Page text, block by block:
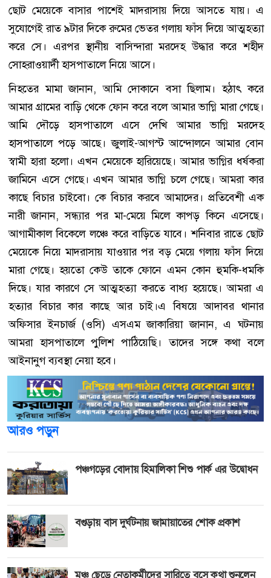
ছোট মেয়েকে বাসার পাশেই মাদরাসায় দিয়ে আসতে যায়। এ
সুযোগেই রাত ৯টার দিকে রুমের ভেতর গলায় ফাঁস দিয়ে আত্মহত্যা
করে সে। এরপর স্থানীয় বাসিন্দারা মরদেহ উদ্ধার করে শহীদ
সোহরাওয়ার্দী হাসপাতালে নিয়ে আসে।
নিহতের মামা জানান, আমি দোকানে বসা ছিলাম। হঠাৎ করে
আমার গ্রামের বাড়ি থেকে ফোন করে বলে আমার ভাগ্নি মারা গেছে।
আমি দৌড়ে হাসপাতালে এসে দেখি আমার ভাগ্নি মরদেহ
হাসপাতালে পড়ে আছে। জুলাই-আগস্ট আন্দোলনে আমার বোন
স্বামী হারা হলো। এখন মেয়েকে হারিয়েছে। আমার ভাগ্নির ধর্ষকরা
জামিনে এসে গেছে। এখন আমার ভাগ্নি চলে গেছে। আমরা কার
কাছে বিচার চাইবো। কে বিচার করবে আমাদের। প্রতিবেশী এক
নারী জানান, সন্ধ্যার পর মা-মেয়ে মিলে কাপড় কিনে এসেছে।
আগামীকাল বিকেলে লঞ্চে করে বাড়িতে যাবে। শনিবার রাতে ছোট
মেয়েকে নিয়ে মাদরাসায় যাওয়ার পর বড় মেয়ে গলায় ফাঁস দিয়ে
মারা গেছে। হয়তো কেউ তাকে ফোনে এমন কোন হুমকি-ধমকি
দিছে। যার কারণে সে আত্মহত্যা করতে বাধ্য হয়েছে। আমরা এ
হত্যার বিচার কার কাছে আর চাই।এ বিষয়ে আদাবর থানার
অফিসার ইনচার্জ (ওসি) এসএম জাকারিয়া জানান, এ ঘটনায়
আমরা হাসপাতালে পুলিশ পাঠিয়েছি। তাদের সঙ্গে কথা বলে
আইনানুগ ব্যবস্থা নেয়া হবে।
আরও পড়ুন
পঞ্চগড়ের বোদায় হিমালিকা শিশু পার্ক এর উদ্বোধন
বগুড়ায় বাস দুর্ঘটনায় জামায়াতের শোক প্রকাশ
মঞ্চ ছেড়ে নেতাকর্মীদের সারিতে বসে কথা শুনলেন